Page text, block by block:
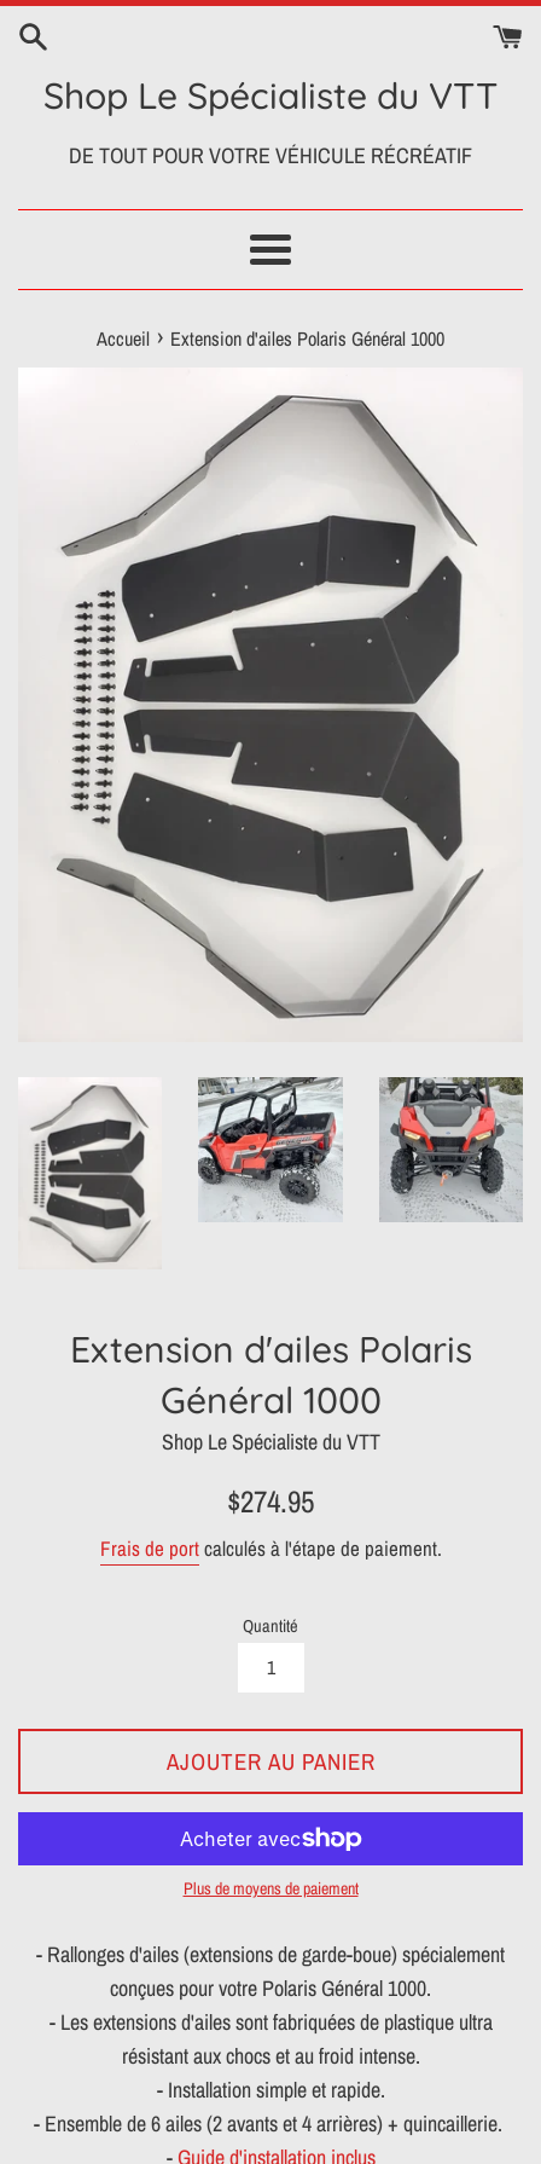
Passer
contenuShop Le Spécialiste du VTT
DE TOUT POUR VOTRE VÉHICULE RÉCRÉATIF
Menu
Accueil › Extension d'ailes Polaris Général 1000
Extension d'ailes Polaris
Général 1000
Shop Le Spécialiste du VTT
Prix
$274.95
Frais de portcalculés à l'étape de paiement.
Quantité
AJOUTER AU PANIER
Plus de moyens de paiement
- Rallonges d'ailes (extensions de garde-boue) spécialement
conçues pour votre Polaris Général 1000.
- Les extensions d'ailes sont fabriquées de plastique ultra
résistant aux chocs et au froid intense.
- Installation simple et rapide.
- Ensemble de 6 ailes (2 avants et 4 arrières) + quincaillerie.
- Guide d'installation inclus